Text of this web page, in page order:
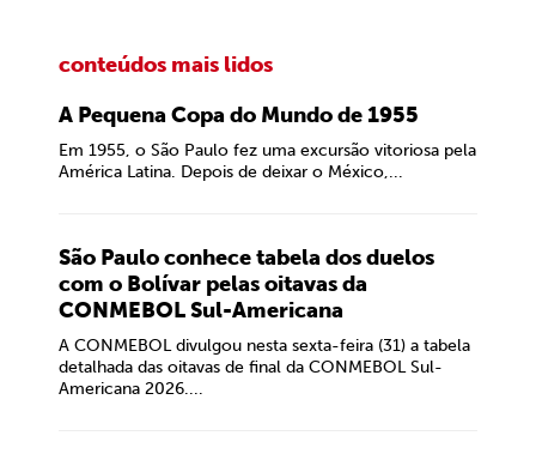
conteúdos mais lidos
A Pequena Copa do Mundo de 1955
Em 1955, o São Paulo fez uma excursão vitoriosa pela
América Latina. Depois de deixar o México,...
São Paulo conhece tabela dos duelos
com o Bolívar pelas oitavas da
CONMEBOL Sul-Americana
A CONMEBOL divulgou nesta sexta-feira (31) a tabela
detalhada das oitavas de final da CONMEBOL Sul-
Americana 2026....